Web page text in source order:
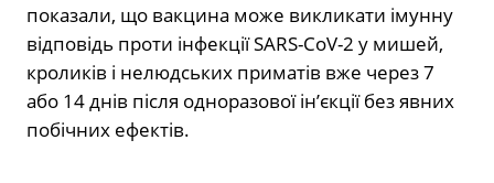
показали, що вакцина може викликати імунну
відповідь проти інфекції SARS-CoV-2 у мишей,
кроликів і нелюдських приматів вже через 7
або 14 днів після одноразової ін’єкції без явних
побічних ефектів.